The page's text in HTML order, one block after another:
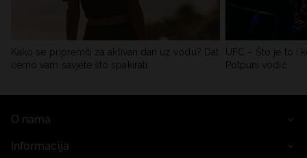
Kako se pripremiti za aktivan dan uz vodu? Dat
ćemo vam savjete što spakirati
UFC – Što je to i
Potpuni vodič
O nama
Informacija